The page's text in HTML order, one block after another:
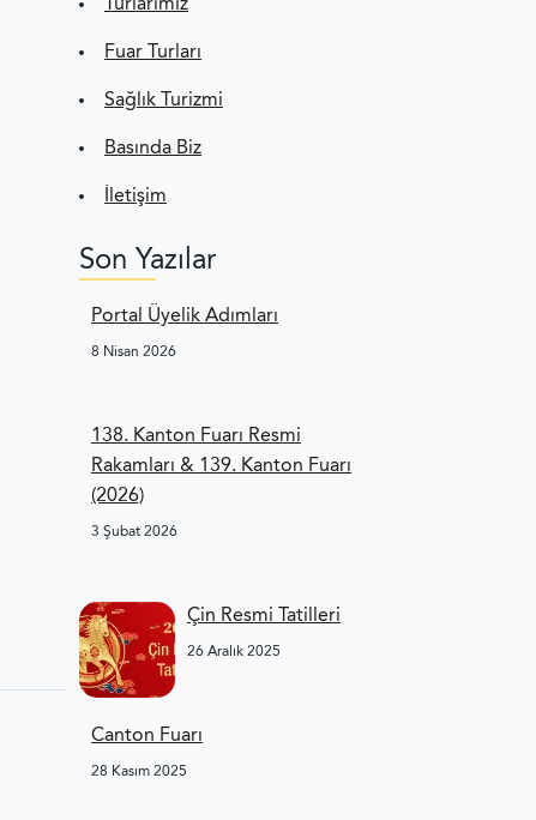
Turlarımız
Fuar Turları
Sağlık Turizmi
Basında Biz
İletişim
Son Yazılar
Portal Üyelik Adımları
8 Nisan 2026
138. Kanton Fuarı Resmi
Rakamları & 139. Kanton Fuarı
(2026)
3 Şubat 2026
Çin Resmi Tatilleri
26 Aralık 2025
Canton Fuarı
28 Kasım 2025